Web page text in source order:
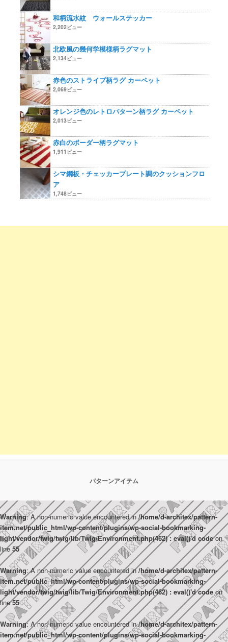
和柄流水紋 ウォールステッカー
2,202ビュー
北欧風の幾何学模様柄ラグマット
2,134ビュー
赤色のストライプ柄ラグ カーペット
2,069ビュー
オレンジ色のレトロパターン柄ラグ カーペット
2,013ビュー
赤白のボーダー柄ラグマット
1,911ビュー
シマ鋼板・チェッカープレート調のクッションフロ
ア
1,748ビュー
パターンアイテム
Warning: A non-numeric value encountered in/home/d-architex/pattern-
item.net/public_html/wp-content/plugins/wp-social-bookmarking-
light/vendor/twig/twig/lib/Twig/Environment.php(462) : eval()'d codeon
line55
Warning: A non-numeric value encountered in/home/d-architex/pattern-
item.net/public_html/wp-content/plugins/wp-social-bookmarking-
light/vendor/twig/twig/lib/Twig/Environment.php(462) : eval()'d codeon
line55
Warning: A non-numeric value encountered in/home/d-architex/pattern-
item.net/public_html/wp-content/plugins/wp-social-bookmarking-